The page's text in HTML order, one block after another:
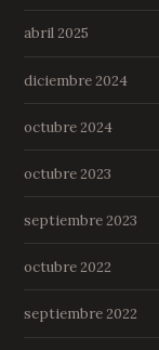
abril 2025
diciembre 2024
octubre 2024
octubre 2023
septiembre 2023
octubre 2022
septiembre 2022